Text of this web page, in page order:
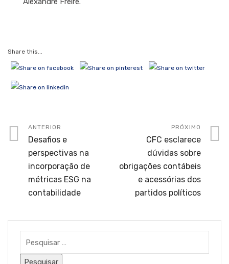
Share this...
ANTERIOR
Desafios e
perspectivas na
incorporação de
métricas ESG na
contabilidade
PRÓXIMO
CFC esclarece
dúvidas sobre
obrigações contábeis
e acessórias dos
partidos políticos